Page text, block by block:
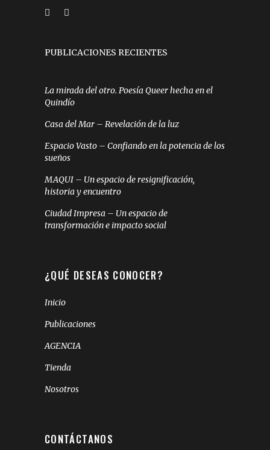
PUBLICACIONES RECIENTES
La mirada del otro. Poesía Queer hecha en el
Quindío
Casa del Mar – Revelación de la luz
Espacio Vasto – Confiando en la potencia de los
sueños
MAQUI – Un espacio de resignificación,
historia y encuentro
Ciudad Impresa – Un espacio de
transformación e impacto social
¿QUÉ DESEAS CONOCER?
Inicio
Publicaciones
AGENCIA
Tienda
Nosotros
CONTÁCTANOS